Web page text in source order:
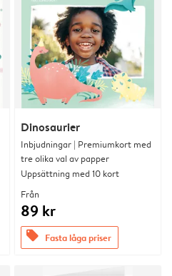
Dinosaurier
Inbjudningar | Premiumkort med
tre olika val av papper
Uppsättning med 10 kort
Från
89 kr
offers Fasta låga priser